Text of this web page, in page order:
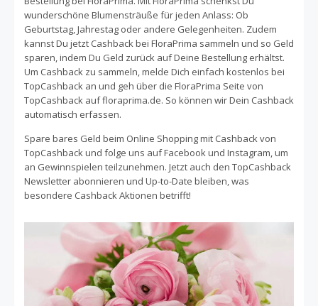
aus aller Welt angeliefert werden. Eine speziell
entwickelte, attraktive Frischeverpackung schützt Deinen
Strauß vor Hitze, Kälte und Transportschäden. FloraPrima
ist eine der wenigen Online-Blumenversender, die zum
Großteil von Blumenfarmen einkauft, welche von
namhaften unabhängigen Organisationen wie FLP,
Rainforest Alliance, ETI, FFP, Max Havelaar oder Fair
Labor zertifiziert sind. Bestelle noch heute einen
Blumenstrauß bei einem der meist ausgezeichneten
Blumenhändler FloraPrima und spare mit TopCashback
zusätzlich bares Geld auf jeden Online Einkauf, indem Du
beim Bestellen Cashback sammelst.
wunderschöne Blumensträuße für jeden Anlass: Ob
Geburtstag, Jahrestag oder andere Gelegenheiten. Zudem
kannst Du jetzt Cashback bei FloraPrima sammeln und so Geld
sparen, indem Du Geld zurück auf Deine Bestellung erhältst.
Um Cashback zu sammeln, melde Dich einfach kostenlos bei
TopCashback an und geh über die FloraPrima Seite von
TopCashback auf floraprima.de. So können wir Dein Cashback
automatisch erfassen.
Spare bares Geld beim Online Shopping mit Cashback von
TopCashback und folge uns auf Facebook und Instagram, um
an Gewinnspielen teilzunehmen. Jetzt auch den TopCashback
Newsletter abonnieren und Up-to-Date bleiben, was
besondere Cashback Aktionen betrifft!